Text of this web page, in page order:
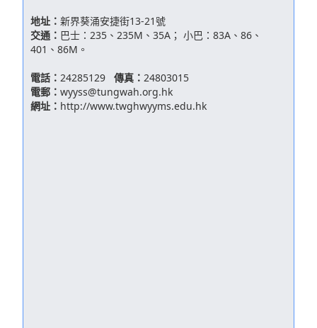
地址： 新界葵涌安捷街13-21號
交通： 巴士：235、235M、35A； 小巴：83A、86、
401、86M。
電話： 24285129 傳真： 24803015
電郵： wyyss@tungwah.org.hk
網址： http://www.twghwyyms.edu.hk